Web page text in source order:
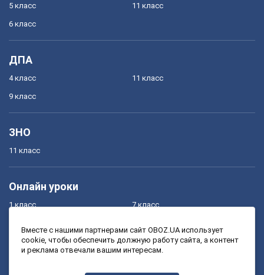
5 класс
6 класс
11 класс
ДПА
4 класс
9 класс
11 класс
ЗНО
11 класс
Онлайн уроки
1 класс
3 класс
7 класс
9 класс
Вместе с нашими партнерами сайт OBOZ.UA использует
cookie, чтобы обеспечить должную работу сайта, а контент
и реклама отвечали вашим интересам.